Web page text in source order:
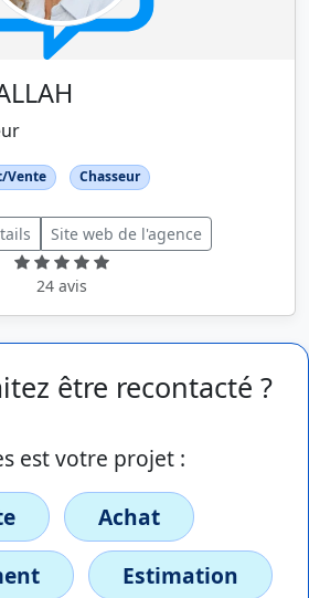
Vente Chasseur
Site web de l'agence
24 avis
être recontacté ?
est votre projet :
Achat
Estimation